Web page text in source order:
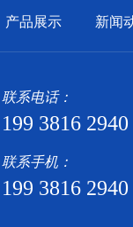
产品展示 新闻
联系电话：
199 3816 2940
联系手机：
199 3816 2940